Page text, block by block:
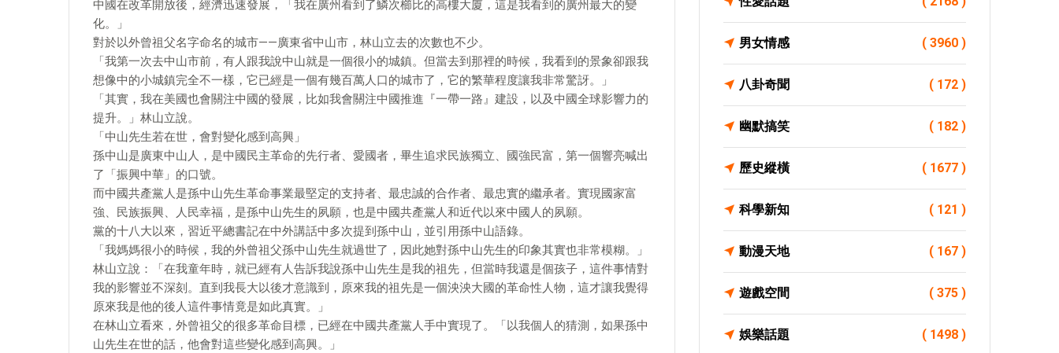
中國在改革開放後，經濟迅速發展，「我在廣州看到了鱗次櫛比的高樓大廈，這是我看到的廣州最大的變
化。」
對於以外曾祖父名字命名的城市——廣東省中山市，林山立去的次數也不少。
「我第一次去中山市前，有人跟我說中山就是一個很小的城鎮。但當去到那裡的時候，我看到的景象卻跟我
想像中的小城鎮完全不一樣，它已經是一個有幾百萬人口的城市了，它的繁華程度讓我非常驚訝。」
「其實，我在美國也會關注中國的發展，比如我會關注中國推進『一帶一路』建設，以及中國全球影響力的
提升。」林山立說。
「中山先生若在世，會對變化感到高興」
孫中山是廣東中山人，是中國民主革命的先行者、愛國者，畢生追求民族獨立、國強民富，第一個響亮喊出
了「振興中華」的口號。
而中國共產黨人是孫中山先生革命事業最堅定的支持者、最忠誠的合作者、最忠實的繼承者。實現國家富
強、民族振興、人民幸福，是孫中山先生的夙願，也是中國共產黨人和近代以來中國人的夙願。
黨的十八大以來，習近平總書記在中外講話中多次提到孫中山，並引用孫中山語錄。
「我媽媽很小的時候，我的外曾祖父孫中山先生就過世了，因此她對孫中山先生的印象其實也非常模糊。」
林山立說：「在我童年時，就已經有人告訴我說孫中山先生是我的祖先，但當時我還是個孩子，這件事情對
我的影響並不深刻。直到我長大以後才意識到，原來我的祖先是一個泱泱大國的革命性人物，這才讓我覺得
原來我是他的後人這件事情竟是如此真實。」
在林山立看來，外曾祖父的很多革命目標，已經在中國共產黨人手中實現了。「以我個人的猜測，如果孫中
山先生在世的話，他會對這些變化感到高興。」
男女情感 ( 3960 )
八卦奇聞 ( 172 )
幽默搞笑 ( 182 )
歷史縱橫 ( 1677 )
科學新知 ( 121 )
動漫天地 ( 167 )
遊戲空間 ( 375 )
娛樂話題 ( 1498 )